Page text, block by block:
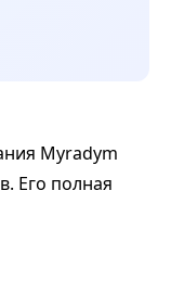
Myradym
Его полная